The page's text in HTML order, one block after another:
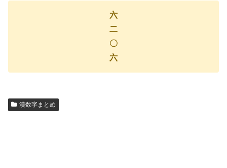
六
二
〇
六
漢数字まとめ